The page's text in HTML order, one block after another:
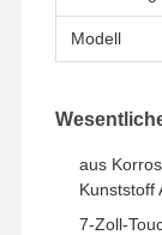
Modell
aus
Kunststoff
7-Zoll-